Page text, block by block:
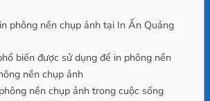
phông nền chụp ảnh tại In Ấn Quảng
biến được sử dụng để in phông nền
nền chụp ảnh
nền chụp ảnh trong cuộc sống